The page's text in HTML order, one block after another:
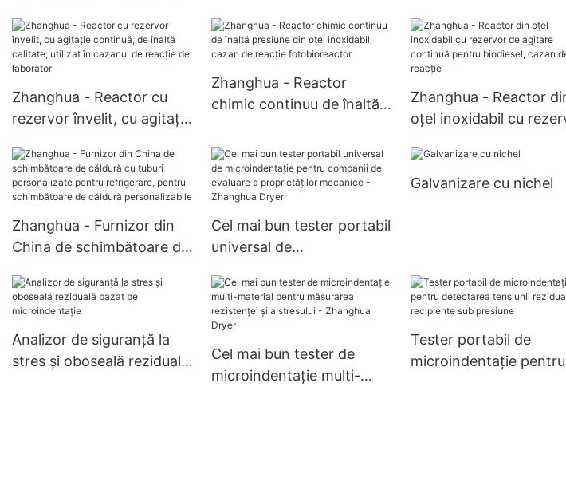
Reactor de amestecare
chimică Reactor de reacție
cu cazan de reacție
hexan și cazan de reacție
cu manta
amestecător de lichide,
cazan de reacție
Zhanghua - Reactor cu
rezervor învelit, cu agitație
utilizat în cazanul de
reacție de laborator
Zhanghua - Reactor
chimic continuu de înaltă
inoxidabil, cazan de
reacție fotobioreactor
Zhanghua - Reactor
oțel inoxidabil cu
biodiesel, cazan de
Zhanghua - Furnizor din
China de schimbătoare de
personalizate pentru
refrigerare, pentru
schimbătoare de căldură
personalizabile
Cel mai bun tester portabil
universal de
companii de evaluare a
proprietăților mecanice -
Zhanghua Dryer
Galvanizare cu nichel
Analizor de siguranță la
stres și oboseală reziduală
Cel mai bun tester de
microindentație multi-
Tester portabil de
microindentație pentru